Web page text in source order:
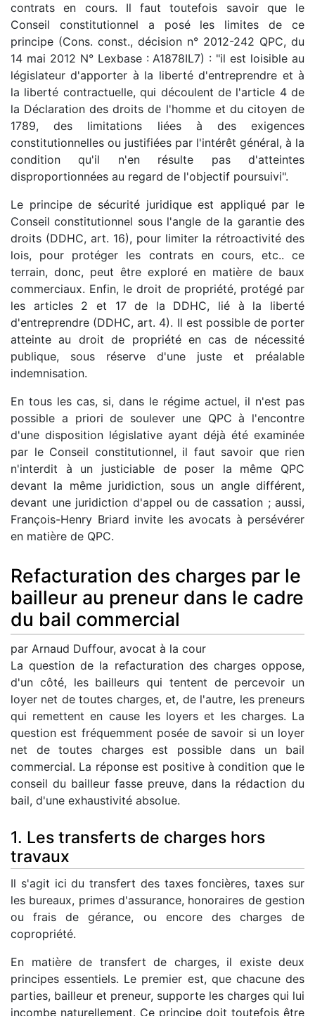
contrats en cours. Il faut toutefois savoir que le
Conseil constitutionnel a posé les limites de ce
principe (Cons. const., décision n° 2012-242 QPC, du
14 mai 2012 N° Lexbase : A1878IL7) : "il est loisible au
législateur d'apporter à la liberté d'entreprendre et à
la liberté contractuelle, qui découlent de l'article 4 de
la Déclaration des droits de l'homme et du citoyen de
1789, des limitations liées à des exigences
constitutionnelles ou justifiées par l'intérêt général, à la
condition qu'il n'en résulte pas d'atteintes
disproportionnées au regard de l'objectif poursuivi".
Le principe de sécurité juridique est appliqué par le
Conseil constitutionnel sous l'angle de la garantie des
droits (DDHC, art. 16), pour limiter la rétroactivité des
lois, pour protéger les contrats en cours, etc.. ce
terrain, donc, peut être exploré en matière de baux
commerciaux. Enfin, le droit de propriété, protégé par
les articles 2 et 17 de la DDHC, lié à la liberté
d'entreprendre (DDHC, art. 4). Il est possible de porter
atteinte au droit de propriété en cas de nécessité
publique, sous réserve d'une juste et préalable
indemnisation.
En tous les cas, si, dans le régime actuel, il n'est pas
possible a priori de soulever une QPC à l'encontre
d'une disposition législative ayant déjà été examinée
par le Conseil constitutionnel, il faut savoir que rien
n'interdit à un justiciable de poser la même QPC
devant la même juridiction, sous un angle différent,
devant une juridiction d'appel ou de cassation ; aussi,
François-Henry Briard invite les avocats à persévérer
en matière de QPC.
Refacturation des charges par le
bailleur au preneur dans le cadre
du bail commercial
par Arnaud Duffour, avocat à la cour
La question de la refacturation des charges oppose,
d'un côté, les bailleurs qui tentent de percevoir un
loyer net de toutes charges, et, de l'autre, les preneurs
qui remettent en cause les loyers et les charges. La
question est fréquemment posée de savoir si un loyer
net de toutes charges est possible dans un bail
commercial. La réponse est positive à condition que le
conseil du bailleur fasse preuve, dans la rédaction du
bail, d'une exhaustivité absolue.
1. Les transferts de charges hors
travaux
Il s'agit ici du transfert des taxes foncières, taxes sur
les bureaux, primes d'assurance, honoraires de gestion
ou frais de gérance, ou encore des charges de
copropriété.
En matière de transfert de charges, il existe deux
principes essentiels. Le premier est, que chacune des
parties, bailleur et preneur, supporte les charges qui lui
incombe naturellement. Ce principe doit toutefois être